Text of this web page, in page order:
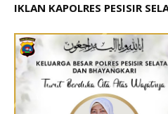
IKLAN KAPOLRES PESISIR